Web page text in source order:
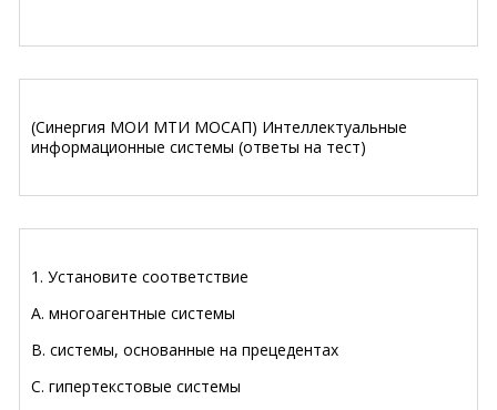
(Синергия МОИ МТИ МОСАП) Интеллектуальные
информационные системы (ответы на тест)
1. Установите соответствие
A. многоагентные системы
B. системы, основанные на прецедентах
C. гипертекстовые системы